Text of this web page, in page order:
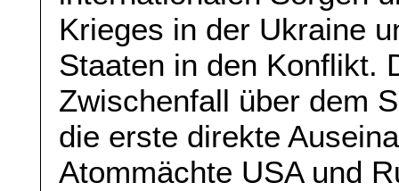
Krieges in der Ukraine
Staaten in den Konflikt.
Zwischenfall über dem
die erste direkte
Atommächte USA und